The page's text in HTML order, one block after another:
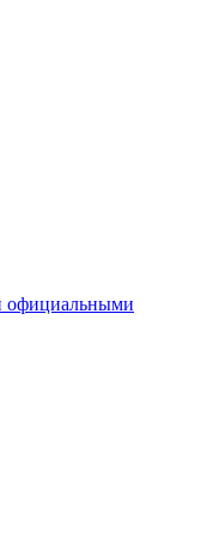
официальными